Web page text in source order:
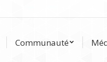
Communauté
Communauté